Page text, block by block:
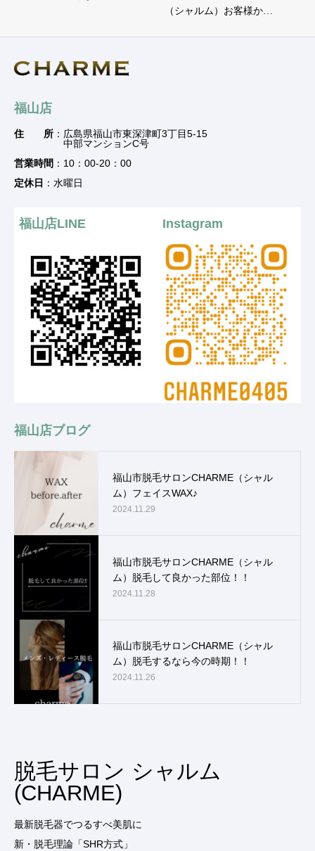
（シャルム）お客様か…
福山店
住 所 ：広島県福山市東深津町3丁目5-15
中部マンションC号
営業時間 ：10：00-20：00
定休日 ：水曜日
福山店LINE Instagram
福山店ブログ
福山市脱毛サロンCHARME（シャル
ム）フェイスWAX♪
2024.11.29
福山市脱毛サロンCHARME（シャル
ム）脱毛して良かった部位！！
2024.11.28
福山市脱毛サロンCHARME（シャル
ム）脱毛するなら今の時期！！
2024.11.26
脱毛サロン シャルム
(CHARME)
最新脱毛器でつるすべ美肌に
新・脱毛理論「SHR方式」